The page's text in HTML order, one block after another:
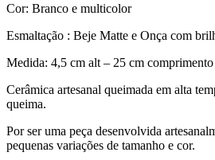
Cor: Branco e multicolor
Esmaltação : Beje Matte e Onça com
Medida: 4,5 cm alt – 25 cm
Cerâmica artesanal queimada em alta
queima.
Por ser uma peça desenvolvida
pequenas variações de tamanho e cor.